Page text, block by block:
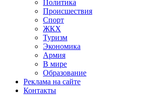
Политика
Происшествия
Спорт
ЖКХ
Туризм
Экономика
Армия
В мире
Образование
Реклама на сайте
Контакты